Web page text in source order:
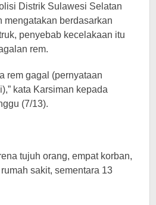
Distrik Sulawesi Selatan
mengatakan berdasarkan
penyebab kecelakaan itu
rem.
rem gagal (pernyataan
kata Karsiman kepada
(7/13).
tujuh orang, empat korban,
sakit, sementara 13